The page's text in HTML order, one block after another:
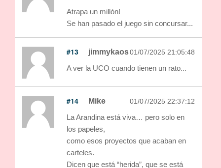
Atrapa un millón!
Se han pasado el juego sin concursar...
#13 jimmykaos01/07/2025 21:05:48
A ver la UCO cuando tienen un rato...
#14 Mike 01/07/2025 22:37:12
La Arandina está viva… pero solo en
los papeles,
como esos proyectos que acaban en
carteles.
Dicen que está “herida”, que se está